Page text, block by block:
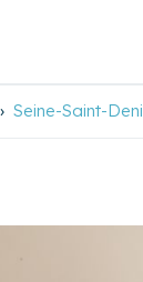
Seine-Saint-